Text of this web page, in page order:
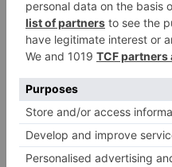
Krovinovic, Tudor,
CROACIA:
Árbitro:Craig
Incidencias:
del Plantío. Se
antes de
víctimas del